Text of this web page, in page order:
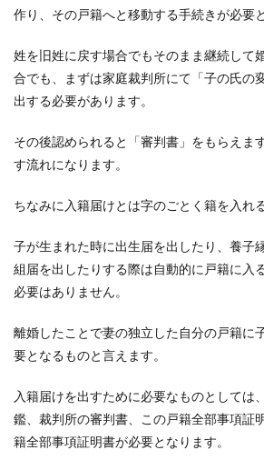
作り、その戸籍へと移動する手続きが必要
姓を旧姓に戻す場合でもそのまま継続して
合でも、まずは家庭裁判所にて「子の氏の
出する必要があります。
その後認められると「審判書」をもらえま
す流れになります。
ちなみに入籍届けとは字のごとく籍を入れ
子が生まれた時に出生届を出したり、養子
組届を出したりする際は自動的に戸籍に入
必要はありません。
離婚したことで妻の独立した自分の戸籍に
要となるものと言えます。
入籍届けを出すために必要なものとしては
鑑、裁判所の審判書、この戸籍全部事項証
籍全部事項証明書が必要となります。